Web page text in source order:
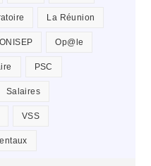
La Réunion
ONISEP Op@le
PSC
Salaires
VSS